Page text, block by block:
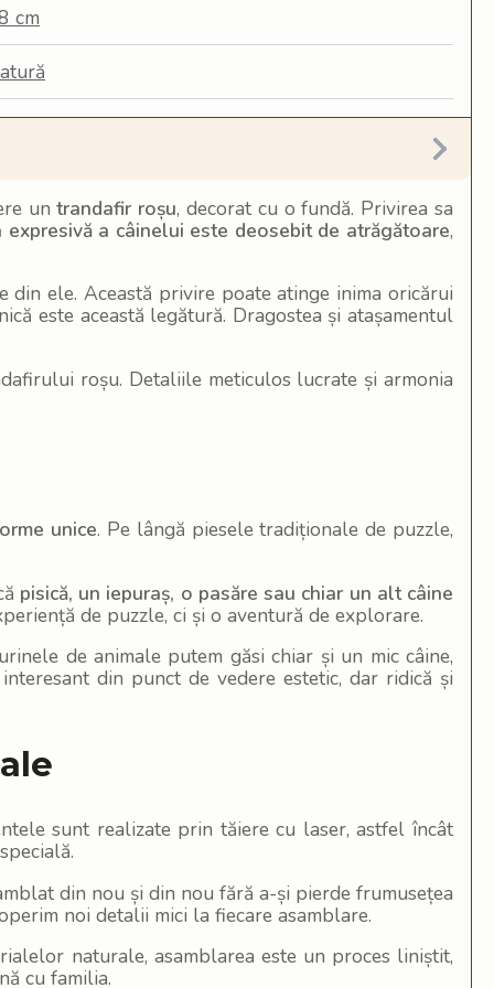
cm
untrandafir roșu, decorat cu o fundă. Privirea sa
expresivă a câinelui este deosebit de atrăgătoare,
ele. Această privire poate atinge inima oricărui
este această legătură. Dragostea și atașamentul
roșu. Detaliile meticulos lucrate și armonia
unice. Pe lângă piesele tradiționale de puzzle,
pisică, un iepuraș, o pasăre sau chiar un alt câine
de puzzle, ci și o aventură de explorare.
de animale putem găsi chiar și un mic câine,
din punct de vedere estetic, dar ridică și
sunt realizate prin tăiere cu laser, astfel încât
din nou și din nou fără a-și pierde frumusețea
noi detalii mici la fiecare asamblare.
naturale, asamblarea este un proces liniștit,
cu familia.